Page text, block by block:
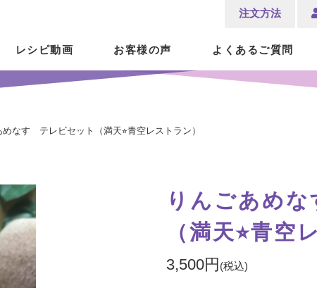
注文方法
レシピ動画 お客様の声 よくあるご質問
商品紹介
めなす テレビセット（満天⭐︎青空レストラン）
りんごあめ
（満天⭐︎青空
3,500円 (税込)